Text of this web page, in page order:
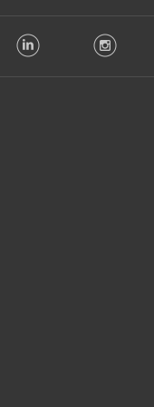
LinkedIn